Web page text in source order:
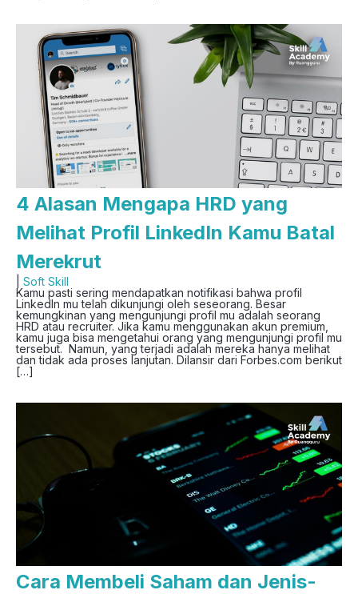
4 Alasan Mengapa HRD yang
Melihat Profil LinkedIn Kamu Batal
Merekrut
Soft Skill
Kamu pasti sering mendapatkan notifikasi bahwa profil
LinkedIn mu telah dikunjungi oleh seseorang. Besar
kemungkinan yang mengunjungi profil mu adalah seorang
HRD atau recruiter. Jika kamu menggunakan akun premium,
kamu juga bisa mengetahui orang yang mengunjungi profil mu
tersebut. Namun, yang terjadi adalah mereka hanya melihat
dan tidak ada proses lanjutan. Dilansir dari Forbes.com berikut
[…]
Cara Membeli Saham dan Jenis-